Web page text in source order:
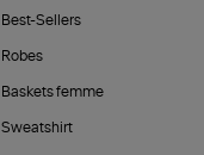
Best-Sellers
Robes
Baskets femme
Sweatshirt